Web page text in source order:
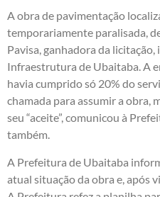
A obra de pavimentação
temporariamente paralisada,
Pavisa, ganhadora da
Infraestrutura de Ubaitaba. A
havia cumprido só 20% do
chamada para assumir a obra,
seu “aceite”, comunicou à
também.
A Prefeitura de Ubaitaba
atual situação da obra e, após